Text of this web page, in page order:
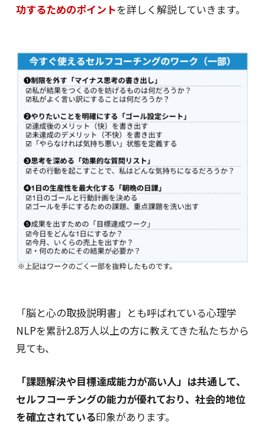
功するためのポイントを詳しく解説していきます。
「脳と心の取扱説明書」とも呼ばれている心理学
NLPを累計2.8万人以上の方に教えてきた私たちから
見ても、
「課題解決や目標達成能力が高い人」は共通して、
セルフコーチングの能力が優れており、社会的地位
を確立されている印象があります。